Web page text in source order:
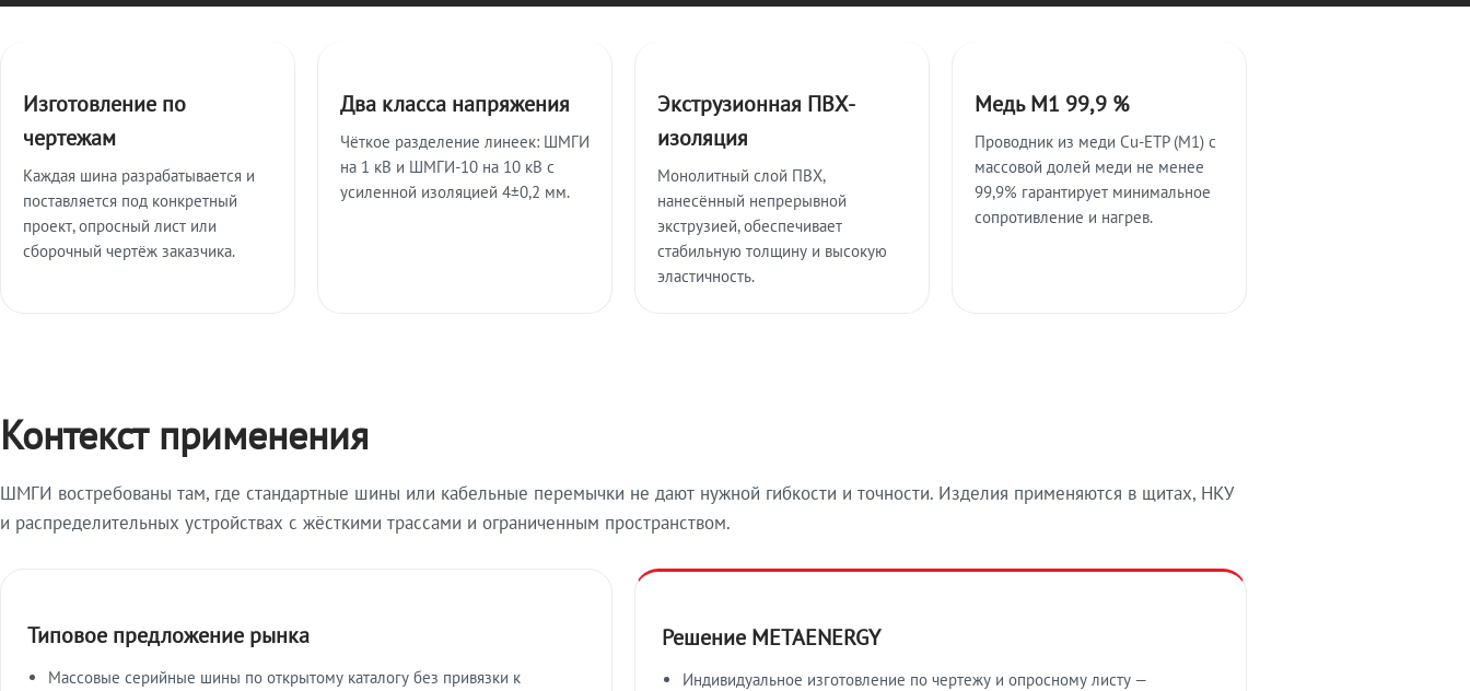
Изготовление по
чертежам
Каждая шина разрабатывается и
поставляется под конкретный
проект, опросный лист или
сборочный чертёж заказчика.
Два класса напряжения
Чёткое разделение линеек: ШМГИ
на 1 кВ и ШМГИ-10 на 10 кВ с
усиленной изоляцией 4±0,2 мм.
Экструзионная ПВХ-
изоляция
Монолитный слой ПВХ,
нанесённый непрерывной
экструзией, обеспечивает
стабильную толщину и высокую
эластичность.
Медь М1 99,9 %
Проводник из меди Cu-ETP (M1) с
массовой долей меди не менее
99,9% гарантирует минимальное
сопротивление и нагрев.
Контекст применения
ШМГИ востребованы там, где стандартные шины или кабельные перемычки не дают нужной гибкости и точности. Изделия применяются в щитах, НКУ
и распределительных устройствах с жёсткими трассами и ограниченным пространством.
Типовое предложение рынка
Массовые серийные шины по открытому каталогу без привязки к
Решение METAENERGY
Индивидуальное изготовление по чертежу и опросному листу —